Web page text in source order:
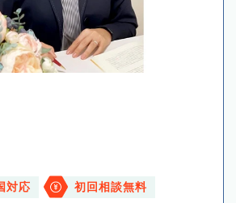
対応 初回相談無料